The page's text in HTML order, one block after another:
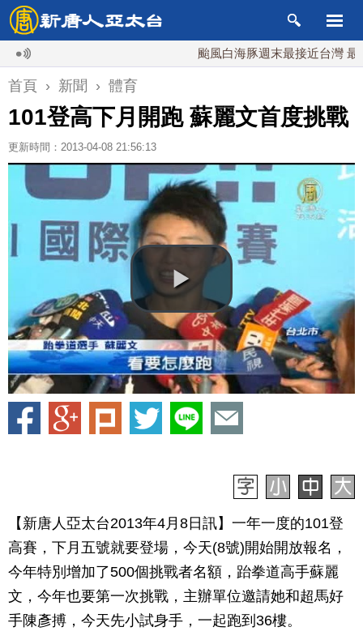
颱風白海豚週末最接近台灣 最快9日
首頁 › 新聞 › 體育
101登高下月開跑 蘇麗文首度挑戰
更新時間：2013-04-08 21:56:13
【新唐人亞太台2013年4月8日訊】一年一度的101登
高賽，下月五號就要登場，今天(8號)開始開放報名，
今年特別增加了500個挑戰者名額，跆拳道高手蘇麗
文，今年也要第一次挑戰，主辦單位邀請她和超馬好
手陳彥搏，今天先小試身手，一起跑到36樓。